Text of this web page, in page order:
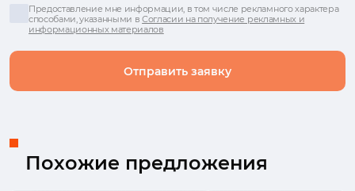
Отправить заявку
Предоставление мне информации, в том числе рекламного характера
способами, указанными вСогласии на получение рекламных и
информационных материалов
Похожие предложения